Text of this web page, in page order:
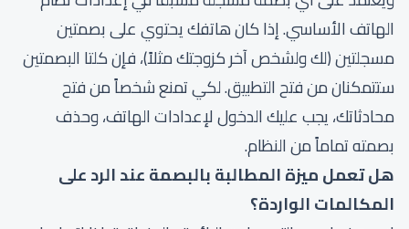
الهاتف الأساسي. إذا كان هاتفك يحتوي على بصمتين
مسجلتين (لك ولشخص آخر كزوجتك مثلاً)، فإن كلتا البصمتين
ستتمكنان من فتح التطبيق. لكي تمنع شخصاً من فتح
محادثاتك، يجب عليك الدخول لإعدادات الهاتف، وحذف
بصمته تماماً من النظام.
هل تعمل ميزة المطالبة بالبصمة عند الرد على
المكالمات الواردة؟